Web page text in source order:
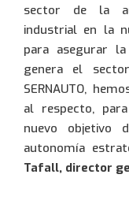
sector de la
industrial en la
para asegurar
genera el
SERNAUTO,
al respecto,
nuevo objetivo
autonomía
Tafall, director